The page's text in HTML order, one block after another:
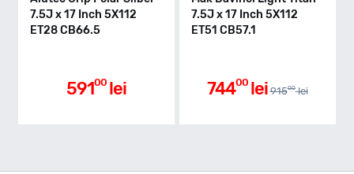
7.5J x 17 Inch 5X112
ET51 CB57.1
74400 lei
silber 7.5J x 17 Inch
5X112 ET38 CB66.6
78500 lei 789